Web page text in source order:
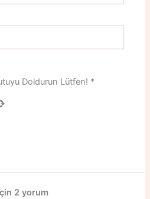
Doldurun Lütfen! *
2 yorum